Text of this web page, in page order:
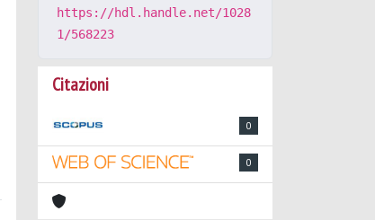
https://hdl.handle.net/1028
1/568223
Citazioni
0
0